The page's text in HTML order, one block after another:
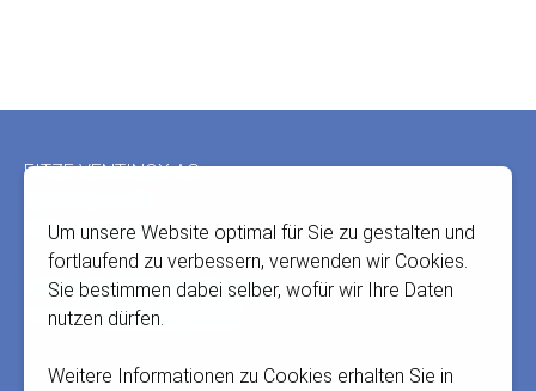
FITZE VENTINOX AG
3303 Jegenstorf
E-Mail:info@fitze-ventinox.ch
Telefon:+41 31 765 66 67
Um unsere Website optimal für Sie zu gestalten und
fortlaufend zu verbessern, verwenden wir Cookies.
Sie bestimmen dabei selber, wofür wir Ihre Daten
nutzen dürfen.
Weitere Informationen zu Cookies erhalten Sie in